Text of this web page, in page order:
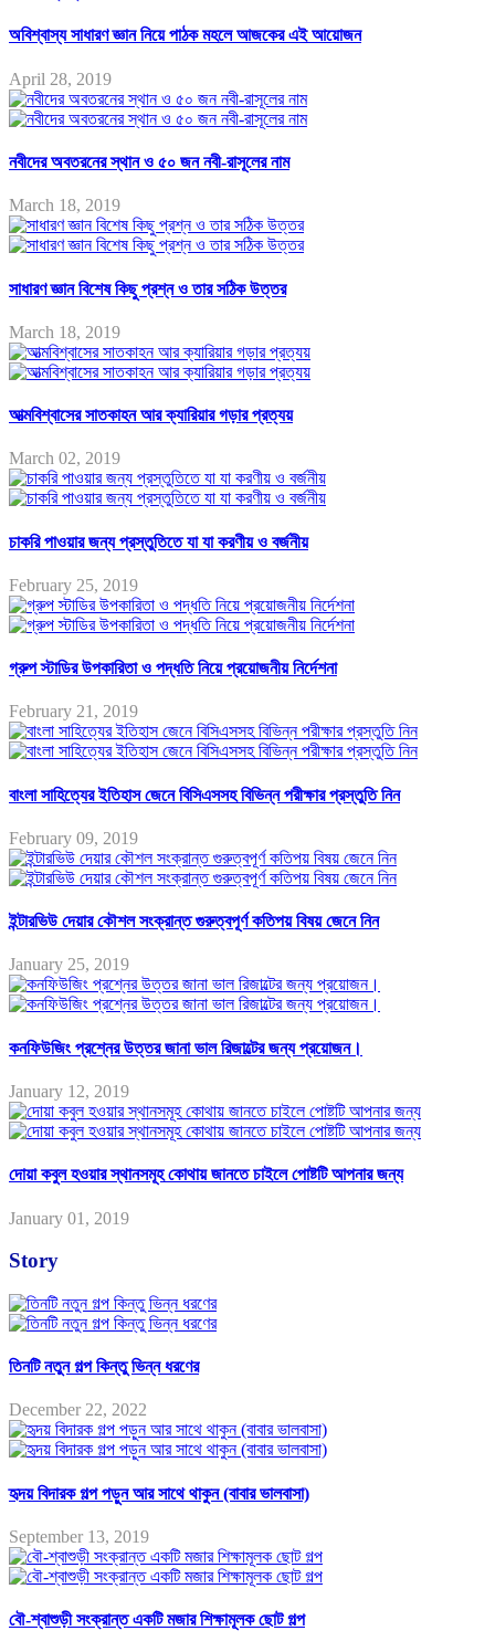
অবিশ্বাস্য সাধারণ জ্ঞান নিয়ে পাঠক মহলে আজকের এই আয়োজন
April 28, 2019
নবীদের অবতরনের স্থান ও ৫০ জন নবী-রাসূলের নাম
March 18, 2019
সাধারণ জ্ঞান বিশেষ কিছু প্রশ্ন ও তার সঠিক উত্তর
March 18, 2019
আত্মবিশ্বাসের সাতকাহন আর ক্যারিয়ার গড়ার প্রত্যয়
March 02, 2019
চাকরি পাওয়ার জন্য প্রস্তুতিতে যা যা করণীয় ও বর্জনীয়
February 25, 2019
গ্রুপ স্টাডির উপকারিতা ও পদ্ধতি নিয়ে প্রয়োজনীয় নির্দেশনা
February 21, 2019
বাংলা সাহিত্যের ইতিহাস জেনে বিসিএসসহ বিভিন্ন পরীক্ষার প্রস্তুতি নিন
February 09, 2019
ইন্টারভিউ দেয়ার কৌশল সংক্রান্ত গুরুত্বপূর্ণ কতিপয় বিষয় জেনে নিন
January 25, 2019
কনফিউজিং প্রশ্নের উত্তর জানা ভাল রিজাল্টের জন্য প্রয়োজন।
January 12, 2019
দোয়া কবুল হওয়ার স্থানসমূহ কোথায় জানতে চাইলে পোষ্টটি আপনার জন্য
January 01, 2019
Story
তিনটি নতুন গল্প কিন্তু ভিন্ন ধরণের
December 22, 2022
হৃদয় বিদারক গল্প পড়ুন আর সাথে থাকুন (বাবার ভালবাসা)
September 13, 2019
বৌ-শ্বাশুড়ী সংক্রান্ত একটি মজার শিক্ষামূলক ছোট গল্প